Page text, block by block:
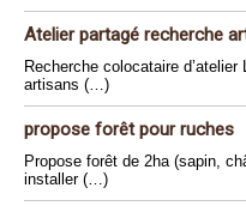
Atelier partagé recherche
Recherche colocataire
artisans (…)
propose forêt pour ruches
Propose forêt de 2ha (sapin,
installer (…)